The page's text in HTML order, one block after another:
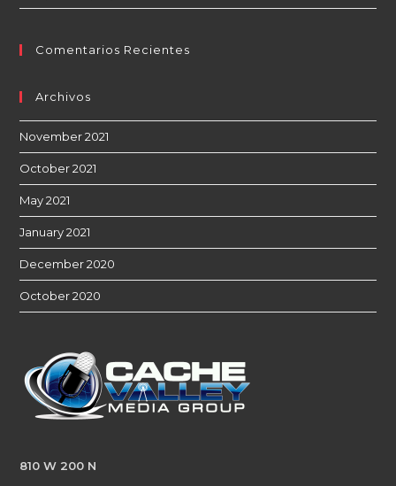
Comentarios Recientes
Archivos
November 2021
October 2021
May 2021
January 2021
December 2020
October 2020
810 W 200 N